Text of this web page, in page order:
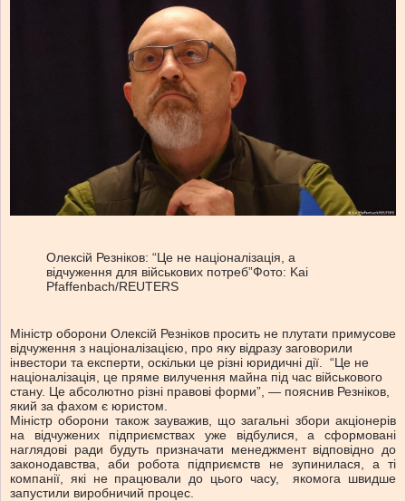
Олексій Резніков: “Це не націоналізація, а
відчуження для військових потреб”Фото: Kai
Pfaffenbach/REUTERS
Міністр оборони Олексій Резніков просить не плутати примусове
відчуження з націоналізацією, про яку відразу заговорили
інвестори та експерти, оскільки це різні юридичні дії. “Це не
націоналізація, це пряме вилучення майна під час військового
стану. Це абсолютно різні правові форми”, — пояснив Резніков,
який за фахом є юристом.
Міністр оборони також зауважив, що загальні збори акціонерів
на відчужених підприємствах уже відбулися, а сформовані
наглядові ради будуть призначати менеджмент відповідно до
законодавства, аби робота підприємств не зупинилася, а ті
компанії, які не працювали до цього часу, якомога швидше
запустили виробничий процес.